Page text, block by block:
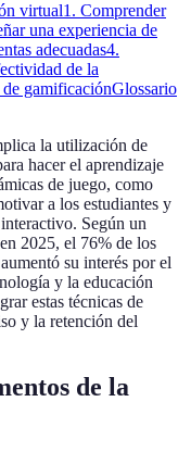
virtual1. Comprender
una experiencia de
adecuadas4.
de la
gamificaciónGlossario
la utilización de
hacer el aprendizaje
de juego, como
a los estudiantes y
Según un
en 2025, el 76% de los
su interés por el
y la educación
estas técnicas de
y la retención del
de la